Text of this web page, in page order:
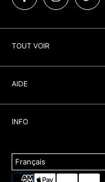
TOUT VOIR
Cadeaux
Marques
AIDE
Livraison
FAQ
INFO
À propos
Politique de
Français